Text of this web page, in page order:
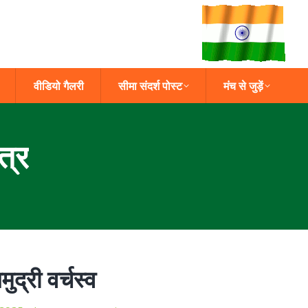
वीडियो गैलरी सीमा संदर्श पोस्ट मंच से जुड़ें
वर्चस्व